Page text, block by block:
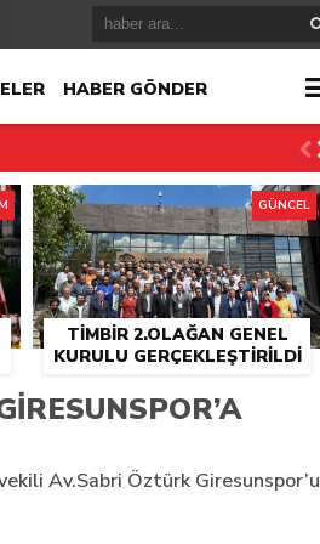
HABER GÖNDER
TİMBİR 2.OLAĞAN GENEL
KURULU GERÇEKLEŞTIRILDI
GÜNCEL
Av.Sabri Öztürk Giresunspor’u